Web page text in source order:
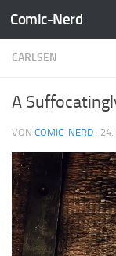
Zum Inhalt
Comic-Nerd
CARLSEN
A
VON COMIC-NERD · 24.